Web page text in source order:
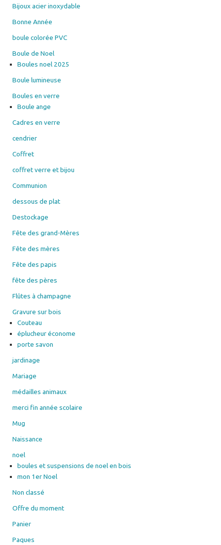
Bijoux acier inoxydable
Bonne Année
boule colorée PVC
Boule de Noel
Boules noel 2025
Boule lumineuse
Boules en verre
Boule ange
Cadres en verre
cendrier
Coffret
coffret verre et bijou
Communion
dessous de plat
Destockage
Fête des grand-Mères
Fête des mères
Fête des papis
fête des pères
Flûtes à champagne
Gravure sur bois
Couteau
éplucheur économe
porte savon
jardinage
Mariage
médailles animaux
merci fin année scolaire
Mug
Naissance
noel
boules et suspensions de noel en bois
mon 1er Noel
Non classé
Offre du moment
Panier
Paques